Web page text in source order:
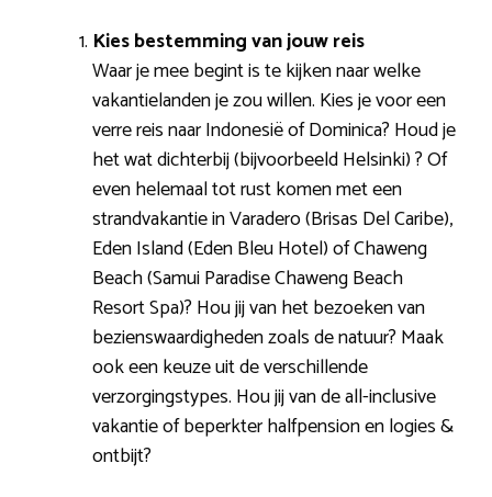
Kies bestemming van jouw reis
Waar je mee begint is te kijken naar welke
vakantielanden je zou willen. Kies je voor een
verre reis naar Indonesië of Dominica? Houd je
het wat dichterbij (bijvoorbeeld Helsinki) ? Of
even helemaal tot rust komen met een
strandvakantie in Varadero (Brisas Del Caribe),
Eden Island (Eden Bleu Hotel) of Chaweng
Beach (Samui Paradise Chaweng Beach
Resort Spa)? Hou jij van het bezoeken van
bezienswaardigheden zoals de natuur? Maak
ook een keuze uit de verschillende
verzorgingstypes. Hou jij van de all-inclusive
vakantie of beperkter halfpension en logies &
ontbijt?